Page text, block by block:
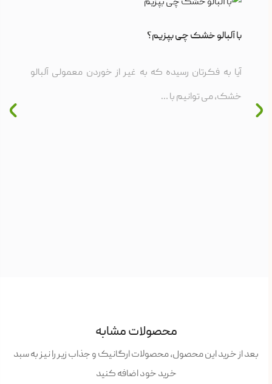
با آلبالو خشک چی بپزیم؟
آیا به فکرتان رسیده که به غیر از خوردن معمولی آلبالو
خشک، می توانیم با …
محصولات مشابه
بعد از خرید این محصول، محصولات ارگانیک و جذاب زیر را نیز به سبد
خرید خود اضافه کنید